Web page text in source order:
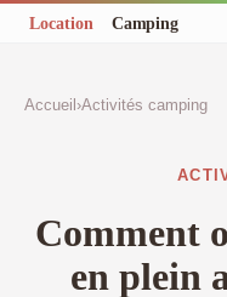
Accueil ›Activités camping
Comment
en plein